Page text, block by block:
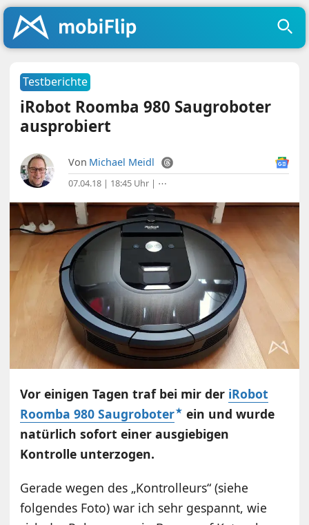
Testberichte
iRobot Roomba 980 Saugroboter
ausprobiert
Von Michael Meidl
07.04.18 | 18:45 Uhr | ⋯
Vor einigen Tagen traf bei mir der iRobot
Roomba 980 Saugroboter
ein und wurde
natürlich sofort einer ausgiebigen
Kontrolle unterzogen.
Gerade wegen des „Kontrolleurs“ (siehe
folgendes Foto) war ich sehr gespannt, wie